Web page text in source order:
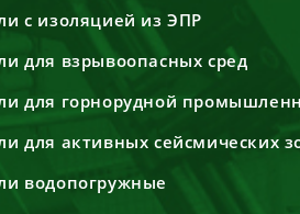
с изоляцией из ЭПР
для взрывоопасных сред
для горнорудной
для активных сейсмических
водопогружные